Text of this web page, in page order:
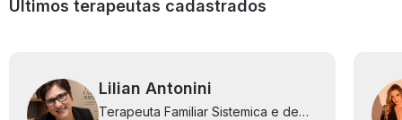
Últimos terapeutas cadastrados
Lilian Antonini
Terapeuta Familiar Sistemica e de